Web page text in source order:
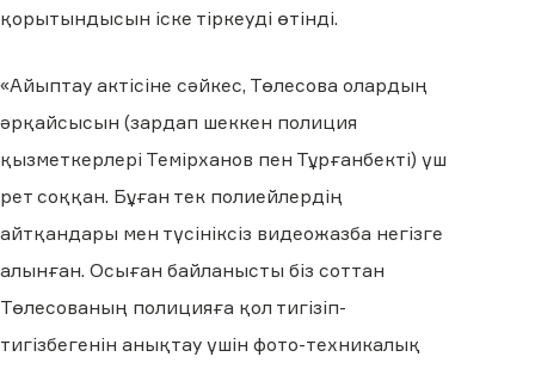
қорытындысын іске тіркеуді өтінді.
«Айыптау актісіне сәйкес, Төлесова олардың
әрқайсысын (зардап шеккен полиция
қызметкерлері Темірханов пен Тұрғанбекті) үш
рет соққан. Бұған тек полиейлердің
айтқандары мен түсініксіз видеожазба негізге
алынған. Осыған байланысты біз соттан
Төлесованың полицияға қол тигізіп-
тигізбегенін анықтау үшін фото-техникалық